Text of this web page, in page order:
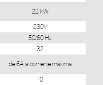
22 kW
230V
50/60 Hz
32
de 6A a corriente máxima
10